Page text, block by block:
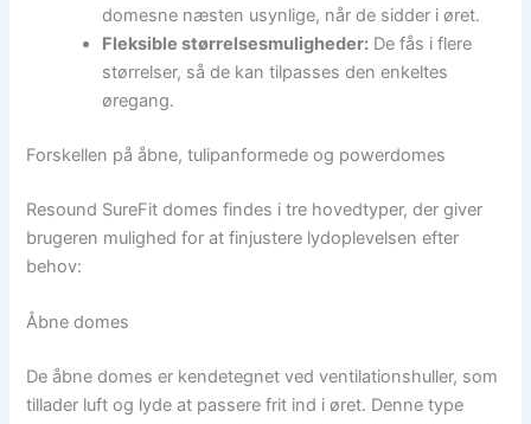
domesne næsten usynlige, når de sidder i øret.
Fleksible størrelsesmuligheder: De fås i flere
størrelser, så de kan tilpasses den enkeltes
øregang.
Forskellen på åbne, tulipanformede og powerdomes
Resound SureFit domes findes i tre hovedtyper, der giver
brugeren mulighed for at finjustere lydoplevelsen efter
behov:
Åbne domes
De åbne domes er kendetegnet ved ventilationshuller, som
tillader luft og lyde at passere frit ind i øret. Denne type